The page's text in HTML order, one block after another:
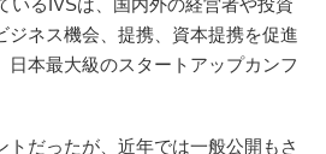
ジネス機会、提携、資本提携を促進
日本最大級のスタートアップカンフ
だったが、近年では一般公開もさ